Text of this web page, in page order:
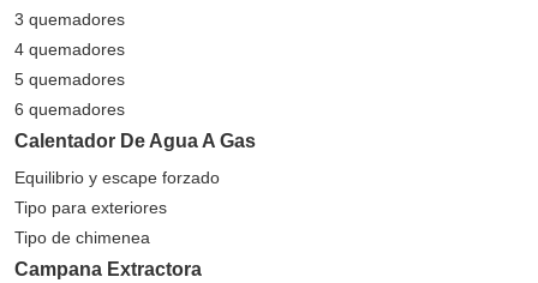
3 quemadores
4 quemadores
5 quemadores
6 quemadores
Calentador De Agua A Gas
Equilibrio y escape forzado
Tipo para exteriores
Tipo de chimenea
Campana Extractora